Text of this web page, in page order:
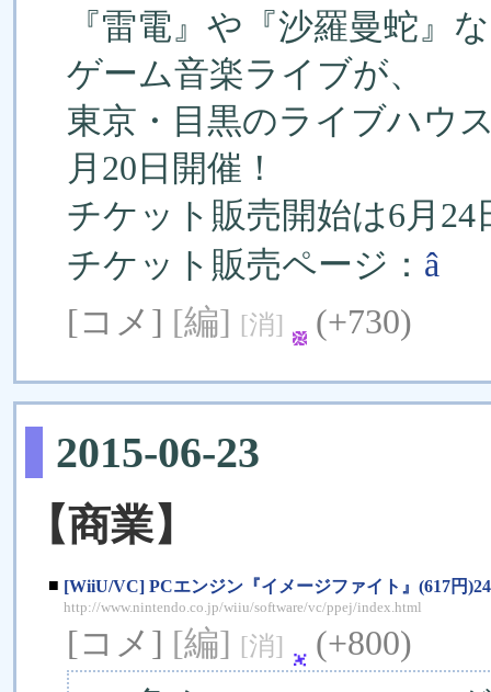
『雷電』や『沙羅曼蛇』
ゲーム音楽ライブが、
東京・目黒のライブハウ
月20日開催！
チケット販売開始は6月24
チケット販売ページ： â
[コメ] [編] [消] (+730)
2015-06-23
【商業】
■ [WiiU/VC] PCエンジン『イメージファイト』(617円
http://www.nintendo.co.jp/wiiu/software/vc/ppej/index.html
[コメ] [編] [消]
(+800)